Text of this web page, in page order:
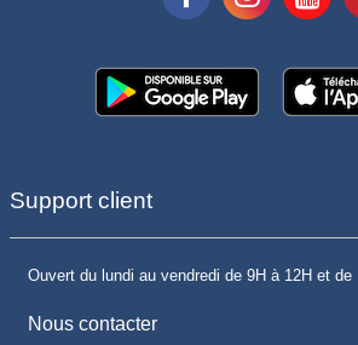
Support client
Ouvert du lundi au vendredi de 9H à 12H et de
Nous contacter